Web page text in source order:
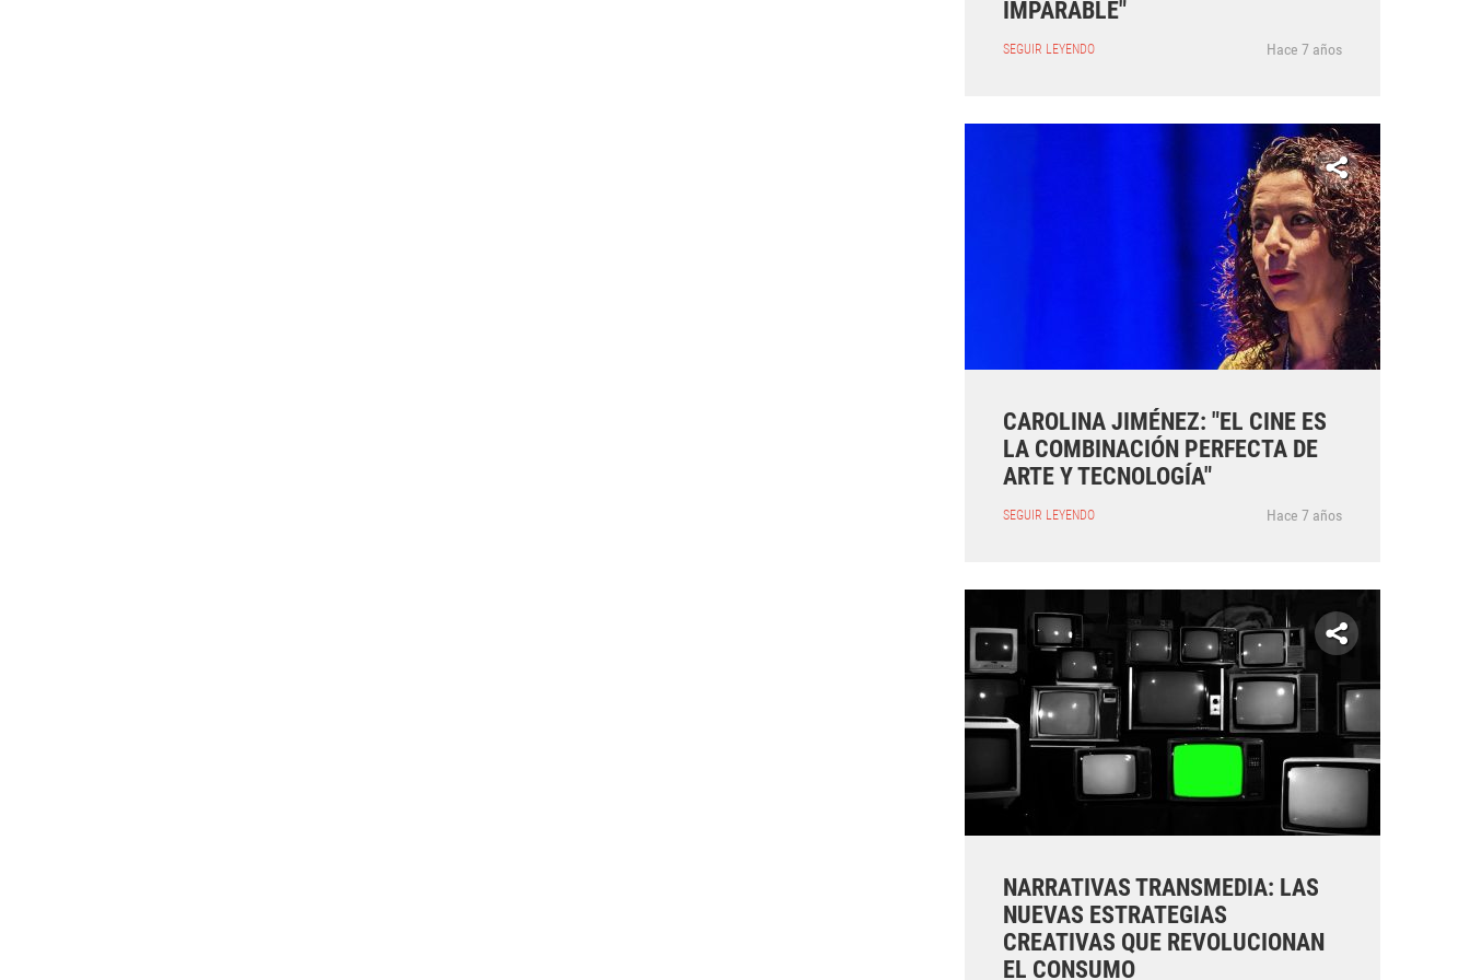
IMPARABLE"
SEGUIR LEYENDO Hace 7 años
CAROLINA JIMÉNEZ: "EL CINE ES
LA COMBINACIÓN PERFECTA DE
ARTE Y TECNOLOGÍA"
SEGUIR LEYENDO Hace 7 años
NARRATIVAS TRANSMEDIA: LAS
NUEVAS ESTRATEGIAS
CREATIVAS QUE REVOLUCIONAN
EL CONSUMO